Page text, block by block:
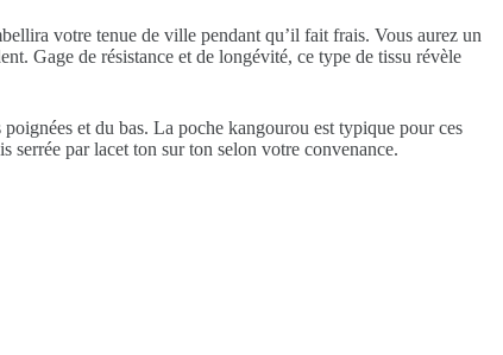
votre tenue de ville pendant qu’il fait frais. Vous aurez un
Gage de résistance et de longévité, ce type de tissu révèle
et du bas. La poche kangourou est typique pour ces
serrée par lacet ton sur ton selon votre convenance.